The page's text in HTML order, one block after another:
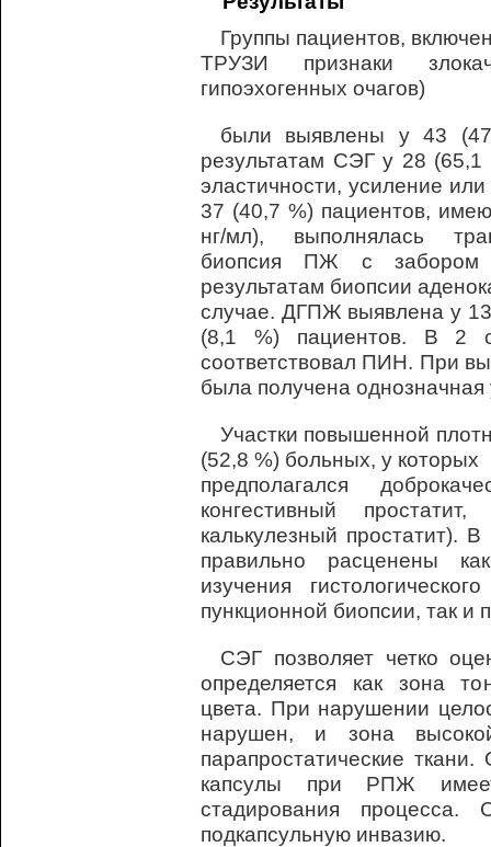
Группы пациентов,
ТРУЗИ признаки
гипоэхогенных очагов)
были выявлены у 43
результатам СЭГ у 28
эластичности, усиление
37 (40,7 %) пациентов,
нг/мл), выполнялась
биопсия ПЖ с забором
результатам биопсии
случае. ДГПЖ выявлена у 13
(8,1 %) пациентов. В 2
соответствовал ПИН. При
была получена однозначная
Участки повышенной
(52,8 %) больных, у которых
предполагался
конгестивный
калькулезный простатит).
правильно расценены
изучения
пункционной биопсии, так и
СЭГ позволяет четко
определяется как зона
цвета. При нарушении
нарушен, и зона
парапростатические
капсулы при РПЖ
стадирования
подкапсульную инвазию.